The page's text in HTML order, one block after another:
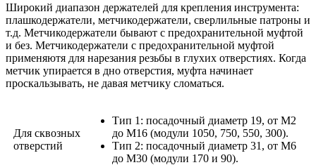
Широкий диапазон держателей для крепления инструмента:
плашкодержатели, метчикодержатели, сверлильные патроны и
т.д. Метчикодержатели бывают с предохранительной муфтой
и без. Метчикодержатели с предохранительной муфтой
применяютя для нарезания резьбы в глухих отверстиях. Когда
метчик упирается в дно отверстия, муфта начинает
проскальзывать, не давая метчику сломаться.
Для сквозных
отверстий
Тип 1: посадочный диаметр 19, от М2
до М16 (модули 1050, 750, 550, 300).
Тип 2: посадочный диаметр 31, от М6
до М30 (модули 170 и 90).